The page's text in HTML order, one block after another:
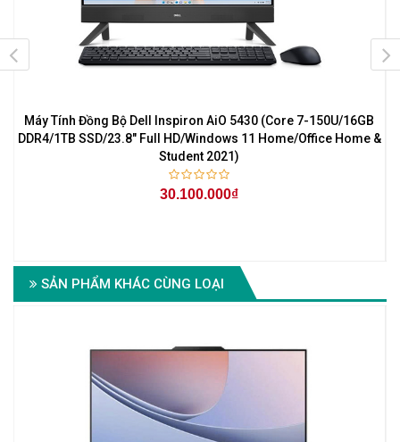
Máy Tính Đồng Bộ Dell Inspiron AiO 5430 (Core 7-150U/16GB
DDR4/1TB SSD/23.8" Full HD/Windows 11 Home/Office Home &
Student 2021)
30.100.000₫
SẢN PHẨM KHÁC CÙNG LOẠI